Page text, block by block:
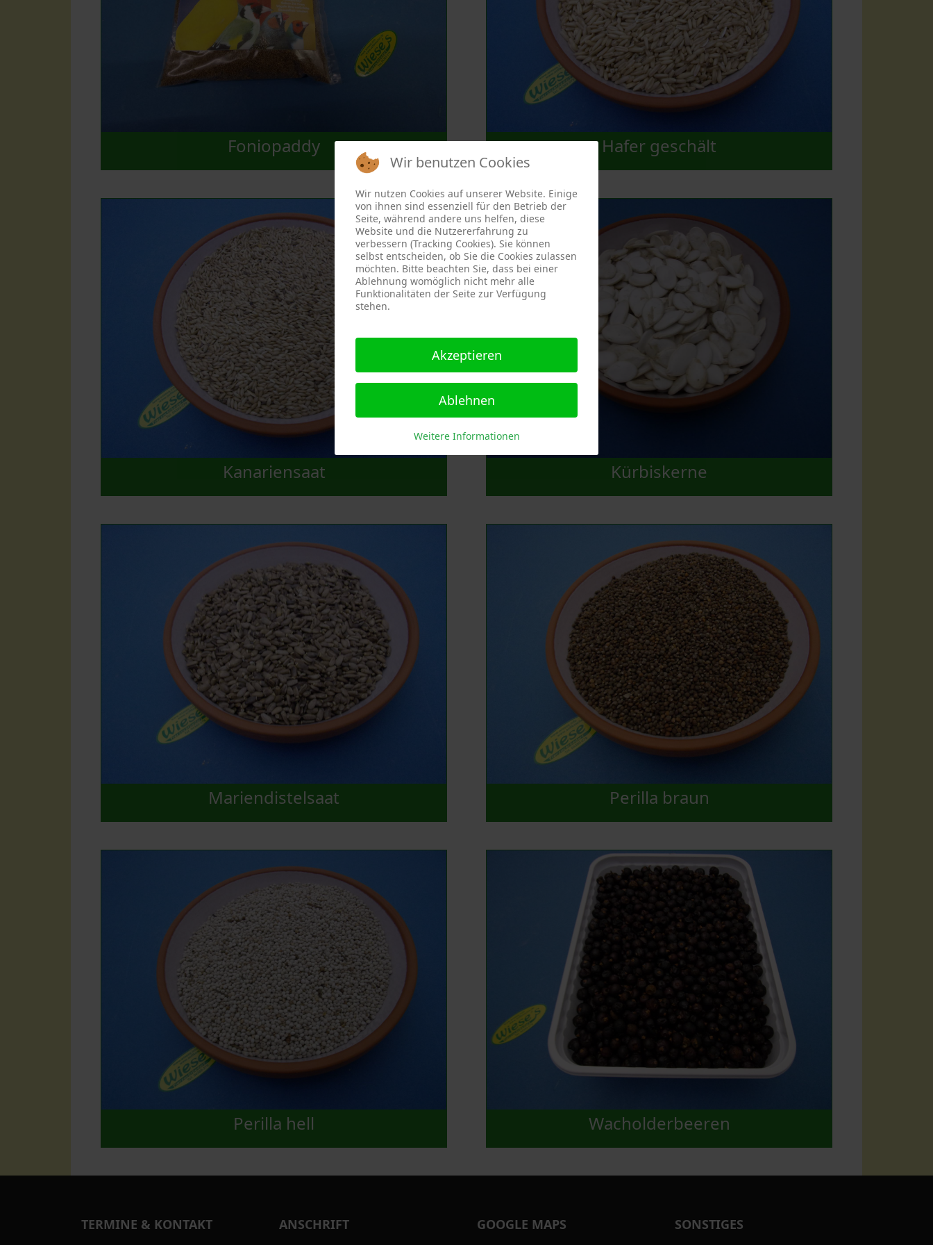
Foniopaddy Hafer geschält
Kanariensaat Kürbiskerne
Mariendistelsaat Perilla braun
Perilla hell Wacholderbeeren
TERMINE & KONTAKT ANSCHRIFT GOOGLE MAPS SONSTIGES
Wir benutzen Cookies
Wir nutzen Cookies auf unserer Website. Einige
von ihnen sind essenziell für den Betrieb der
Seite, während andere uns helfen, diese
Website und die Nutzererfahrung zu
verbessern (Tracking Cookies). Sie können
selbst entscheiden, ob Sie die Cookies zulassen
möchten. Bitte beachten Sie, dass bei einer
Ablehnung womöglich nicht mehr alle
Funktionalitäten der Seite zur Verfügung
stehen.
Akzeptieren
Ablehnen
Weitere Informationen